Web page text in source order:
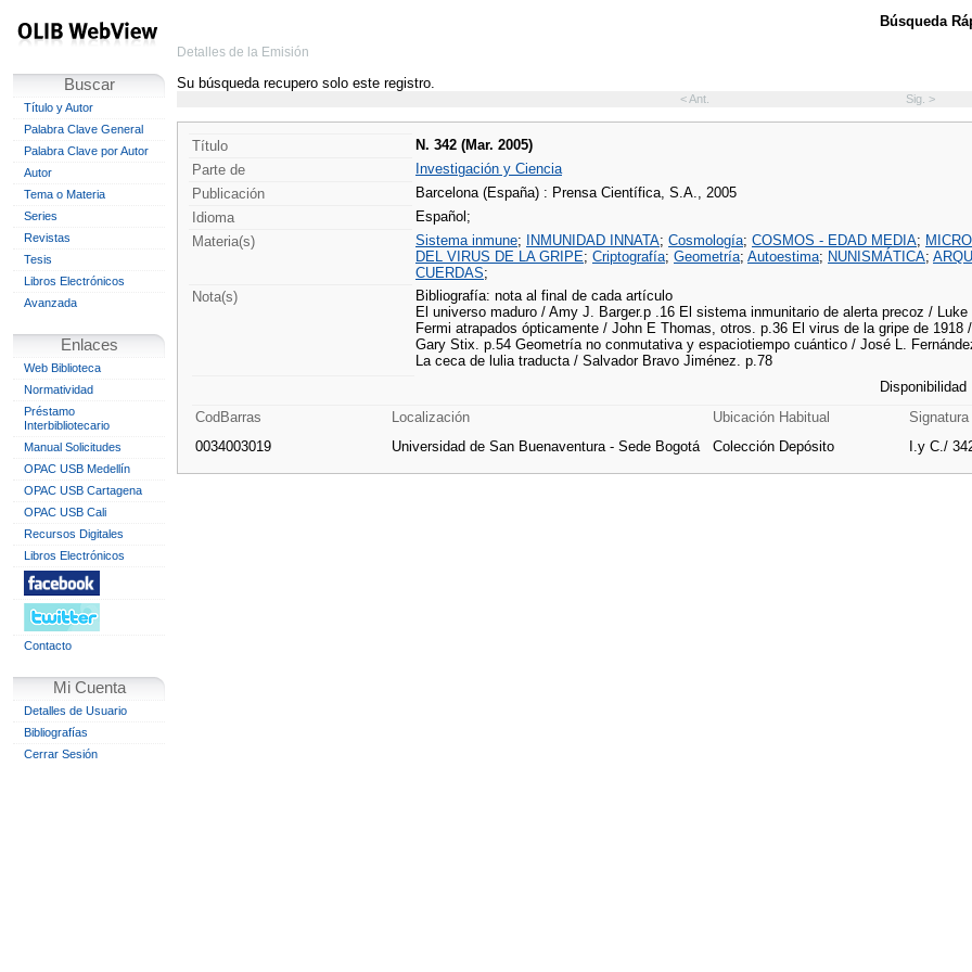
Buscar
Título y Autor
Palabra Clave General
Palabra Clave por Autor
Autor
Tema o Materia
Series
Revistas
Tesis
Libros Electrónicos
Avanzada
Enlaces
Web Biblioteca
Normatividad
Préstamo
Interbibliotecario
Manual Solicitudes
OPAC USB Medellín
OPAC USB Cartagena
OPAC USB Cali
Recursos Digitales
Libros Electrónicos
Contacto
Mi Cuenta
Detalles de Usuario
Bibliografías
Cerrar Sesión
Búsqueda
Detalles de la Emisión
Su búsqueda recupero solo este registro.
< Ant. Sig. >
Título
N. 342 (Mar. 2005)
Parte de
Investigación y Ciencia
Publicación
Barcelona (España) : Prensa Científica, S.A., 2005
Idioma
Español;
Materia(s)
Sistema inmune; INMUNIDAD INNATA; Cosmología; COSMOS - EDAD MEDIA;
DEL VIRUS DE LA GRIPE; Criptografía; Geometría; Autoestima; NUNISMÁTICA;
CUERDAS;
Nota(s)
Bibliografía: nota al final de cada artículo
El universo maduro / Amy J. Barger.p .16 El sistema inmunitario de alerta precoz /
Fermi atrapados ópticamente / John E Thomas, otros. p.36 El virus de la gripe de
Gary Stix. p.54 Geometría no conmutativa y espaciotiempo cuántico / José L.
La ceca de lulia traducta / Salvador Bravo Jiménez. p.78
Disponibilidad
CodBarras
Localización Ubicación Habitual
Signatura
0034003019
Universidad de San Buenaventura - Sede Bogotá Colección Depósito I.y C./